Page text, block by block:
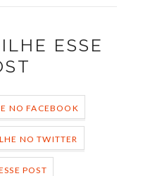
ESSE
NO FACEBOOK
NO TWITTER
POST